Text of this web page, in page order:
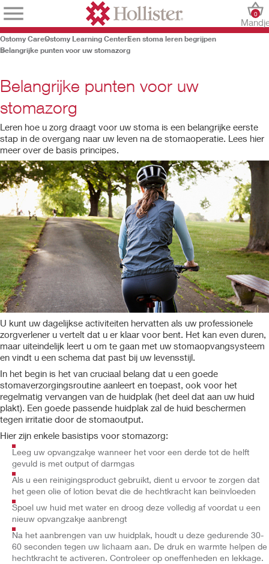
0
Ostomy CareOstomy Learning CenterEen stoma leren begrijpen
Belangrijke punten voor uw stomazorg
Belangrijke punten voor uw
stomazorg
Leren hoe u zorg draagt voor uw stoma is een belangrijke eerste
stap in de overgang naar uw leven na de stomaoperatie. Lees hier
meer over de basis principes.
U kunt uw dagelijkse activiteiten hervatten als uw professionele
zorgverlener u vertelt dat u er klaar voor bent. Het kan even duren,
maar uiteindelijk leert u om te gaan met uw stomaopvangsysteem
en vindt u een schema dat past bij uw levensstijl.
In het begin is het van cruciaal belang dat u een goede
stomaverzorgingsroutine aanleert en toepast, ook voor het
regelmatig vervangen van de huidplak (het deel dat aan uw huid
plakt). Een goede passende huidplak zal de huid beschermen
tegen irritatie door de stomaoutput.
Hier zijn enkele basistips voor stomazorg:
Leeg uw opvangzakje wanneer het voor een derde tot de helft
gevuld is met output of darmgas
Als u een reinigingsproduct gebruikt, dient u ervoor te zorgen dat
het geen olie of lotion bevat die de hechtkracht kan beïnvloeden
Spoel uw huid met water en droog deze volledig af voordat u een
nieuw opvangzakje aanbrengt
Na het aanbrengen van uw huidplak, houdt u deze gedurende 30-
60 seconden tegen uw lichaam aan. De druk en warmte helpen de
hechtkracht te activeren. Controleer op oneffenheden en lekkage.